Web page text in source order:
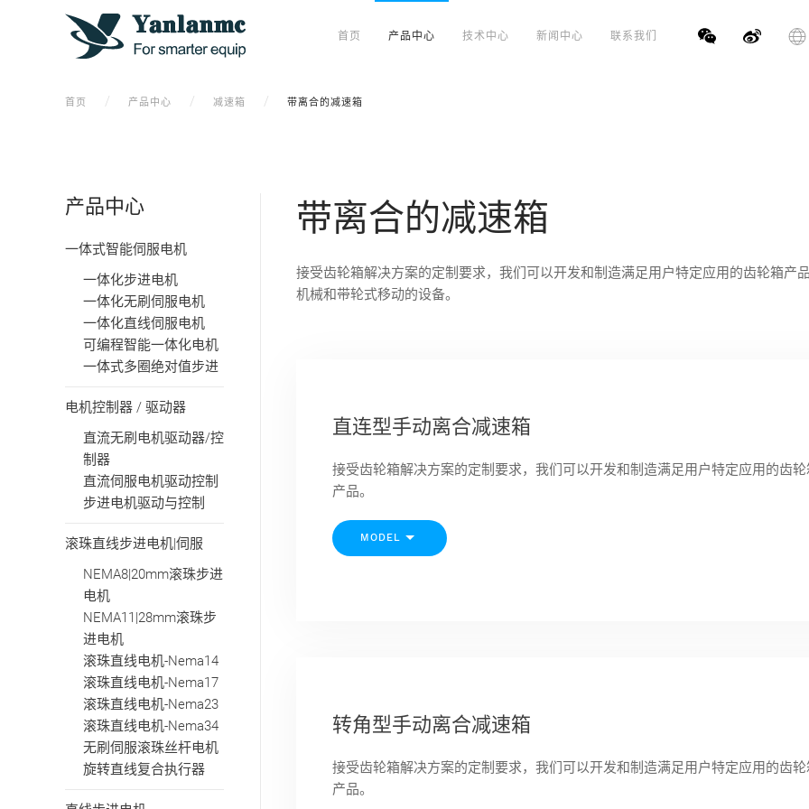
首页 产品中心 技术中心 新闻中心 联系我们
首页 产品中心 减速箱 带离合的减速箱
带离合的减速箱
接受齿轮箱解决方案的定制要求，我们可以开发和制造满足用户特定应用的齿轮箱产
机械和带轮式移动的设备。
直连型手动离合减速箱
接受齿轮箱解决方案的定制要求，我们可以开发和制造满足用户特定应用的齿轮
产品。
MODEL
转角型手动离合减速箱
接受齿轮箱解决方案的定制要求，我们可以开发和制造满足用户特定应用的齿轮
产品。
产品中心
一体式智能伺服电机
一体化步进电机
一体化无刷伺服电机
一体化直线伺服电机
可编程智能一体化电机
一体式多圈绝对值步进
电机控制器 / 驱动器
直流无刷电机驱动器/控
制器
直流伺服电机驱动控制
步进电机驱动与控制
滚珠直线步进电机|伺服
NEMA8|20mm滚珠步进
电机
NEMA11|28mm滚珠步
进电机
滚珠直线电机-Nema14
滚珠直线电机-Nema17
滚珠直线电机-Nema23
滚珠直线电机-Nema34
无刷伺服滚珠丝杆电机
旋转直线复合执行器